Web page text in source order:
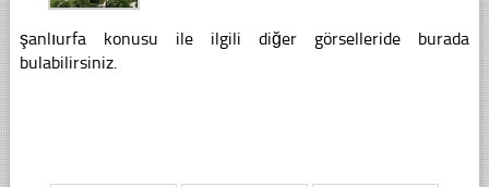
şanlıurfa konusu ile ilgili diğer görselleride burada
bulabilirsiniz.